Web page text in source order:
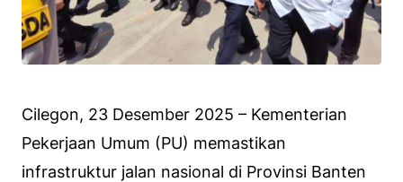
Cilegon, 23 Desember 2025 – Kementerian
Pekerjaan Umum (PU) memastikan
infrastruktur jalan nasional di Provinsi Banten